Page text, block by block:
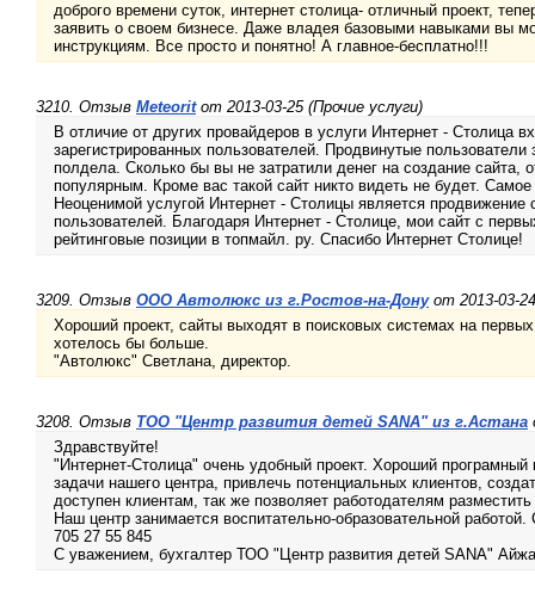
доброго времени суток, интернет столица- отличный проект,
заявить о своем бизнесе. Даже владея базовыми навыками вы
инструкциям. Все просто и понятно! А главное-бесплатно!!!
3210. Отзыв Meteoritот 2013-03-25 (Прочие услуги)
В отличие от других провайдеров в услуги Интернет - Столица
зарегистрированных пользователей. Продвинутые пользователи
полдела. Сколько бы вы не затратили денег на создание сайта,
популярным. Кроме вас такой сайт никто видеть не будет.
Неоценимой услугой Интернет - Столицы является продвижение
пользователей. Благодаря Интернет - Столице, мои сайт с
рейтинговые позиции в топмайл. ру. Спасибо Интернет Столице!
3209. Отзыв ООО Автолюкс из г.Ростов-на-Донуот 2013-03-
Хороший проект, сайты выходят в поисковых системах на
хотелось бы больше.
"Автолюкс" Светлана, директор.
3208. Отзыв ТОО "Центр развития детей SANA" из г.Астана
Здравствуйте!
"Интернет-Столица" очень удобный проект. Хороший програмный
задачи нашего центра, привлечь потенциальных клиентов,
доступен клиентам, так же позволяет работодателям разместить
Наш центр занимается воспитательно-образовательной
705 27 55 845
С уважением, бухгалтер ТОО "Центр развития детей SANA"